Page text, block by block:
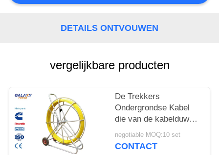
DETAILS ONTVOUWEN
vergelijkbare producten
De Trekkers
Ondergrondse Kabel
die van de kabelduw
Materiaal, Draad
trekken die Materiaal
negotiable MOQ:10 set
CONTACT